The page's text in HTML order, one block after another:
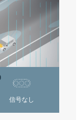
信号なし